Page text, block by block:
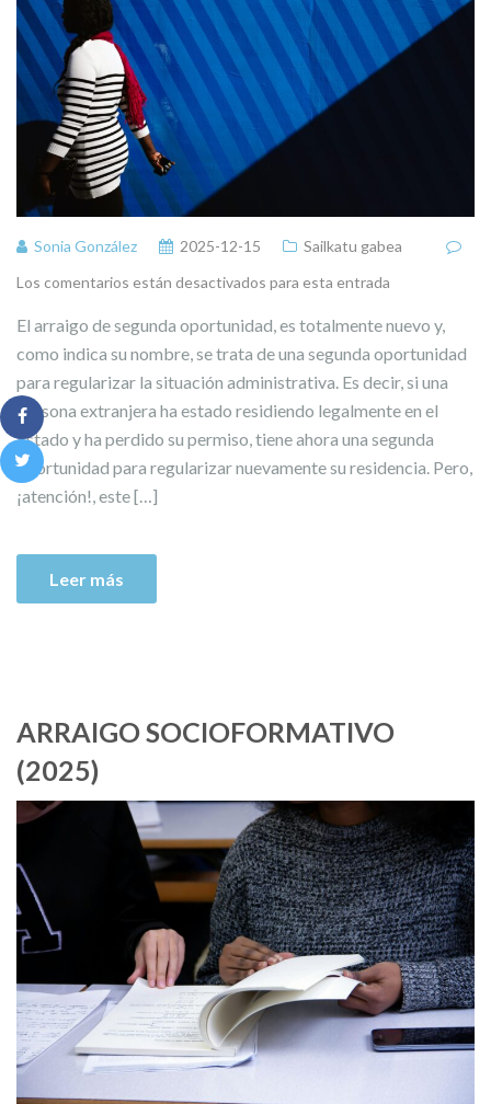
Sonia González 2025-12-15
Sailkatu gabea
Los comentarios están desactivados para esta entrada
El arraigo de segunda oportunidad, es totalmente nuevo y,
como indica su nombre, se trata de una segunda oportunidad
para regularizar la situación administrativa. Es decir, si una
persona extranjera ha estado residiendo legalmente en el
Estado y ha perdido su permiso, tiene ahora una segunda
oportunidad para regularizar nuevamente su residencia. Pero,
¡atención!, este […]
Leer más
ARRAIGO SOCIOFORMATIVO
(2025)